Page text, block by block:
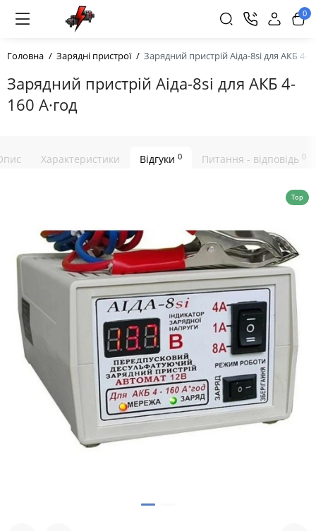
0
Головна Зарядні пристрої Зарядний пристрій Аіда-8si для АКБ 4-
Зарядний пристрій Аіда-8si для АКБ 4-
160 А·год
Характеристики Відгуки 0 Питання - відповідь 0
Top